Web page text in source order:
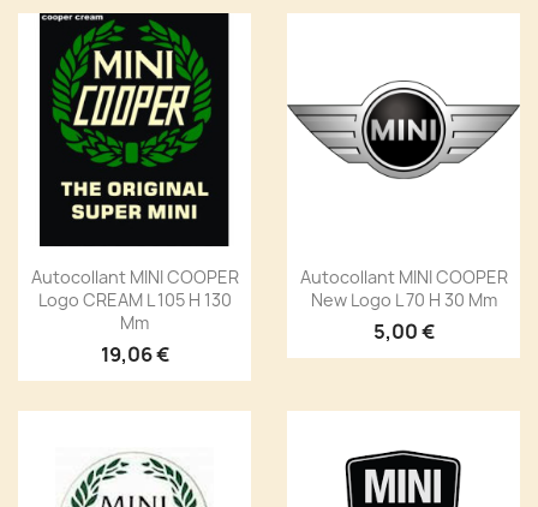
Autocollant MINI COOPER
Logo CREAM L 105 H 130
Mm
19,06 €
Autocollant MINI COOPER
New Logo L 70 H 30 Mm
5,00 €